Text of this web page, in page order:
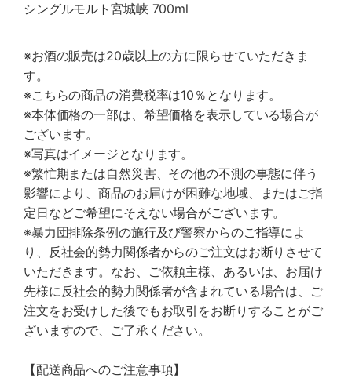
シングルモルト宮城峡 700ml
※お酒の販売は20歳以上の方に限らせていただきま
す。
※こちらの商品の消費税率は10％となります。
※本体価格の一部は、希望価格を表示している場合が
ございます。
※写真はイメージとなります。
※繁忙期または自然災害、その他の不測の事態に伴う
影響により、商品のお届けが困難な地域、またはご指
定日などご希望にそえない場合がございます。
※暴力団排除条例の施行及び警察からのご指導によ
り、反社会的勢力関係者からのご注文はお断りさせて
いただきます。なお、ご依頼主様、あるいは、お届け
先様に反社会的勢力関係者が含まれている場合は、ご
注文をお受けした後でもお取引をお断りすることがご
ざいますので、ご了承ください。
【配送商品へのご注意事項】